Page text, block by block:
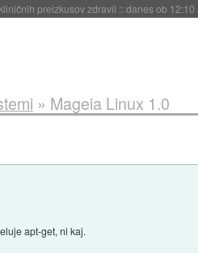
jev za naslednji dve leti::danes ob 11:37
» Mageia Linux 1.0
apt-get, ni kaj.